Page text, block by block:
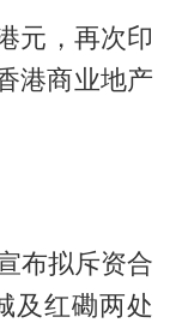
元，再次印
港商业地产
布拟斥资合
及红磡两处